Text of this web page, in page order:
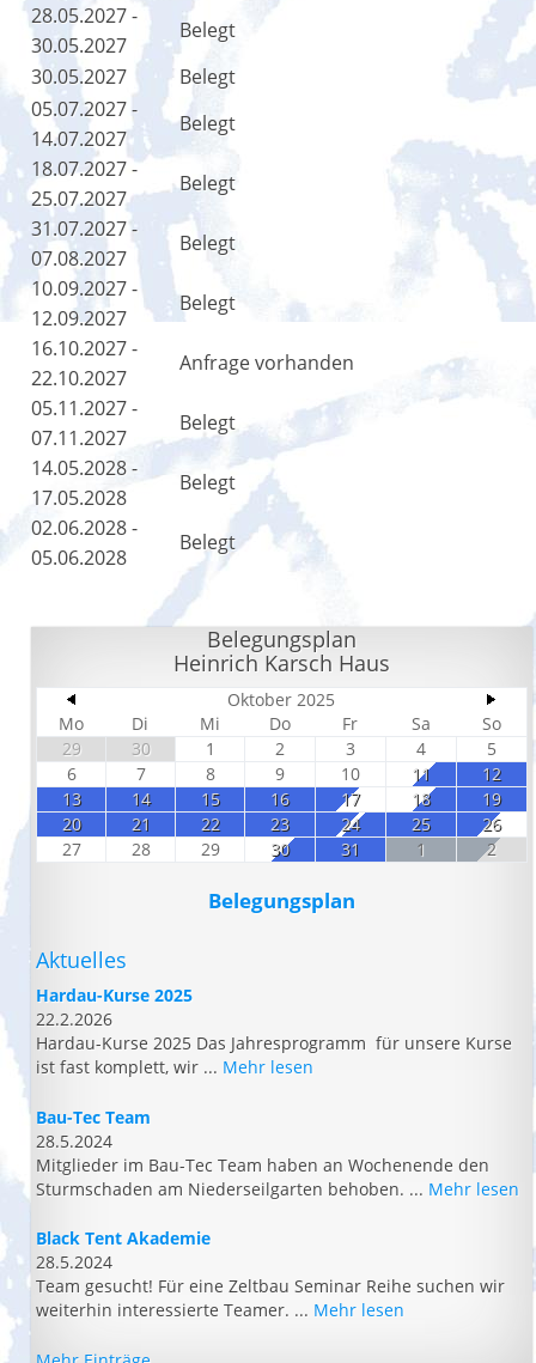
28.05.2027 -
30.05.2027
Belegt
30.05.2027
Belegt
05.07.2027 -
14.07.2027
Belegt
18.07.2027 -
25.07.2027
Belegt
31.07.2027 -
07.08.2027
Belegt
10.09.2027 -
12.09.2027
Belegt
16.10.2027 -
22.10.2027
Anfrage vorhanden
05.11.2027 -
07.11.2027
Belegt
14.05.2028 -
17.05.2028
Belegt
02.06.2028 -
05.06.2028
Belegt
Belegungsplan
Heinrich Karsch Haus
Oktober 2025
Mo
Di Mi Do Fr Sa
So
29
30 1 2 3 4
5
6
7 8 9 10 11
12
13
14 15 16 17 18
19
20
21 22 23 24 25
26
27
28 29 30 31 1 2
Belegungsplan
Aktuelles
Hardau-Kurse 2025
22.2.2026
Hardau-Kurse 2025 Das Jahresprogramm für unsere Kurse
ist fast komplett, wir ... Mehr lesen
Bau-Tec Team
28.5.2024
Mitglieder im Bau-Tec Team haben an Wochenende den
Sturmschaden am Niederseilgarten behoben. ... Mehr lesen
Black Tent Akademie
28.5.2024
Team gesucht! Für eine Zeltbau Seminar Reihe suchen wir
weiterhin interessierte Teamer. ... Mehr lesen